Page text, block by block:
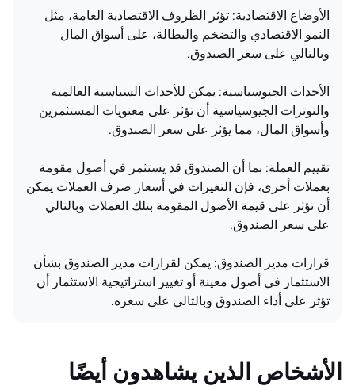
الأوضاع الاقتصادية: تؤثر الظروف الاقتصادية العامة، مثل
النمو الاقتصادي والتضخم والبطالة، على أسواق المال
وبالتالي على سعر الصندوق.
الأحداث الجيوسياسية: يمكن للأحداث السياسية العالمية
والتوترات الجيوسياسية أن تؤثر على معنويات المستثمرين
وأسواق المال، مما يؤثر على سعر الصندوق.
تقييم العملة: بما أن الصندوق قد يستثمر في أصول مقومة
بعملات أخرى، فإن التغيرات في أسعار صرف العملات يمكن
أن تؤثر على قيمة الأصول المقومة بتلك العملات وبالتالي
على سعر الصندوق.
قرارات مدير الصندوق: يمكن لقرارات مدير الصندوق بشأن
الاستثمار في أصول معينة أو تغيير استراتيجية الاستثمار أن
تؤثر على أداء الصندوق وبالتالي على سعره.
الأشخاص الذين يشاهدون أيضًا